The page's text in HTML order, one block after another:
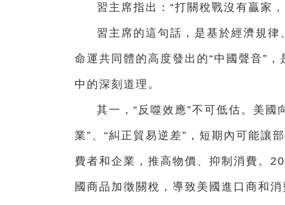
習主席指出：“打關稅戰沒有贏家
習主席的這句話，是基於經濟規
命運共同體的高度發出的“中國聲音”
中的深刻道理。
其一，“反噬效應”不可低估。美國
業”、“糾正貿易逆差”，短期內可能讓
費者和企業，推高物價、抑制消費。
國商品加徵關稅，導致美國進口商和